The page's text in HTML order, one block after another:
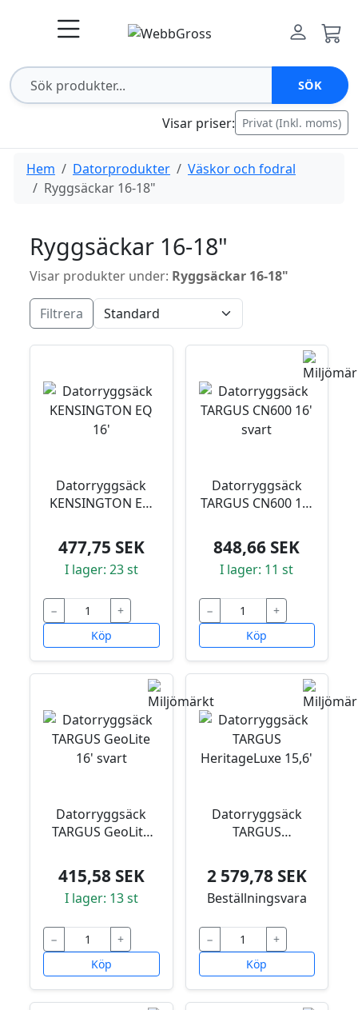
SÖK
Visar priser: Privat (Inkl. moms)
Hem Datorprodukter
Väskor och fodral
Ryggsäckar 16-18"
Ryggsäckar 16-18"
Visar produkter under: Ryggsäckar 16-18"
Filtrera
Datorryggsäck
KENSINGTON EQ
477,75 SEK
I lager: 23 st
−
+
Köp
Datorryggsäck
TARGUS CN600 16'
848,66 SEK
I lager: 11 st
−
+
Köp
Datorryggsäck
TARGUS GeoLite
415,58 SEK
I lager: 13 st
−
+
Köp
Datorryggsäck
TARGUS
2 579,78 SEK
Beställningsvara
−
+
Köp